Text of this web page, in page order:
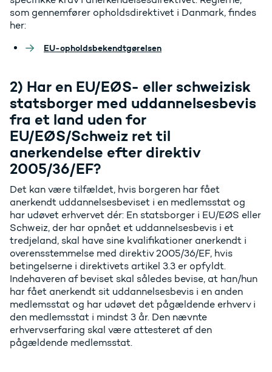
som gennemfører opholdsdirektivet i Danmark, findes
her:
EU-opholdsbekendtgørelsen
2) Har en EU/EØS- eller schweizisk
statsborger med uddannelsesbevis
fra et land uden for
EU/EØS/Schweiz ret til
anerkendelse efter direktiv
2005/36/EF?
Det kan være tilfældet, hvis borgeren har fået
anerkendt uddannelsesbeviset i en medlemsstat og
har udøvet erhvervet dér: En statsborger i EU/EØS eller
Schweiz, der har opnået et uddannelsesbevis i et
tredjeland, skal have sine kvalifikationer anerkendt i
overensstemmelse med direktiv 2005/36/EF, hvis
betingelserne i direktivets artikel 3.3 er opfyldt.
Indehaveren af beviset skal således bevise, at han/hun
har fået anerkendt sit uddannelsesbevis i en anden
medlemsstat og har udøvet det pågældende erhverv i
den medlemsstat i mindst 3 år. Den nævnte
erhvervserfaring skal være attesteret af den
pågældende medlemsstat.